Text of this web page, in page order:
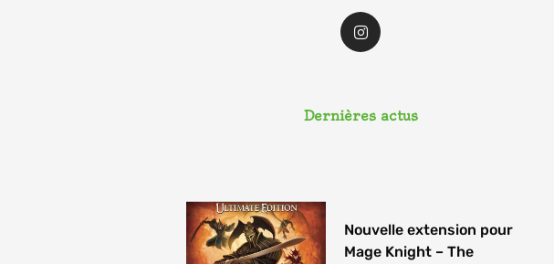
n
s
t
a
m
Dernières actus
Nouvelle extension pour
Mage Knight – The